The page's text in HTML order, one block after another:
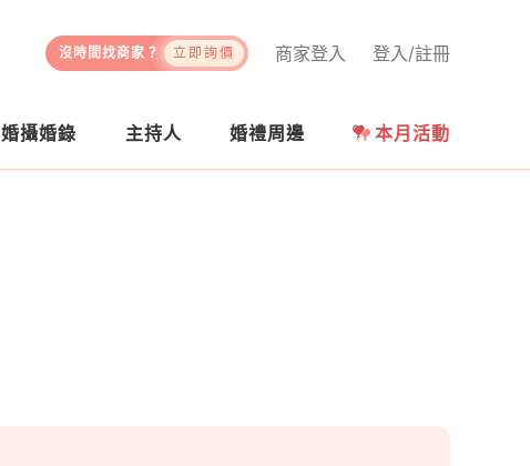
登入/註冊
商家登入
沒時間找商家？ 立即詢價
婚攝婚錄 主持人 婚禮周邊 本月活動